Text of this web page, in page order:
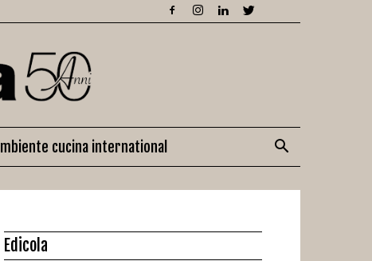
cucina international
Edicola